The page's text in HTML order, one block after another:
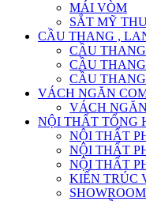
MÁI VÒM
SẮT MỸ
CẦU THANG ,
CẦU
CẦU
CẦU
VÁCH NGĂN
VÁCH
NỘI THẤT TỔNG
NỘI THẤT
NỘI THẤT
NỘI THẤT
KIẾN TRÚC